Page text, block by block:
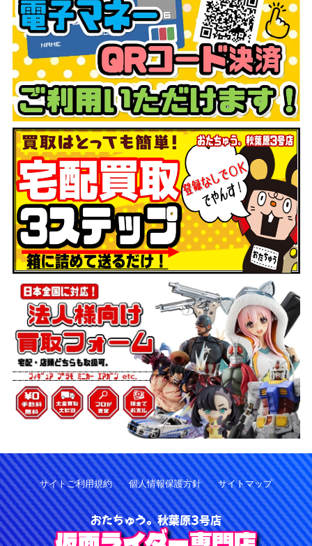
サイトご利用規約 個人情報保護方針 サイトマップ
おたちゅう。秋葉原3号店